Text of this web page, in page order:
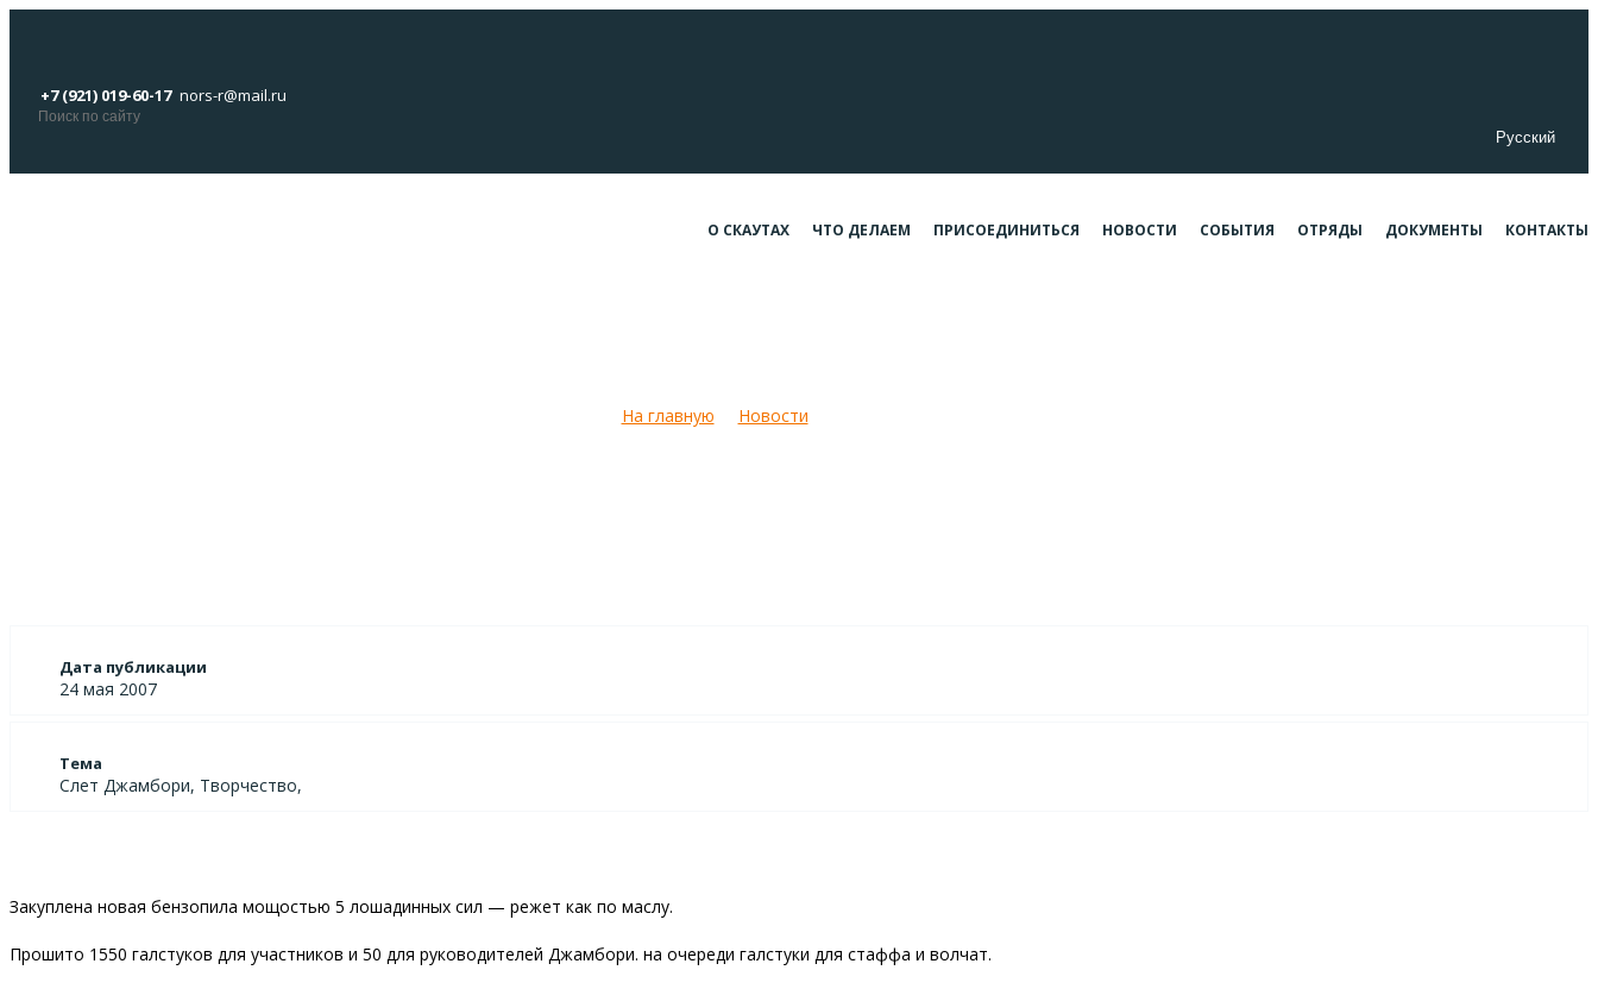
+7 (921) 019-60-17 nors-r@mail.ru
Русский
О СКАУТАХ ЧТО ДЕЛАЕМ ПРИСОЕДИНИТЬСЯ НОВОСТИ СОБЫТИЯ ОТРЯДЫ ДОКУМЕНТЫ КОНТАКТЫ
На главную Новости
Дата публикации
24 мая 2007
Тема
Слет Джамбори, Творчество,
Закуплена новая бензопила мощостью 5 лошадинных сил — режет как по маслу.
Прошито 1550 галстуков для участников и 50 для руководителей Джамбори. на очереди галстуки для стаффа и волчат.